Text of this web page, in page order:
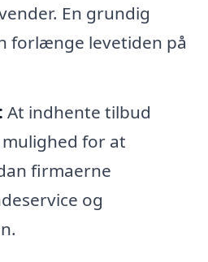
En grundig
forlænge levetiden på
At indhente tilbud
for at
firmaerne
og